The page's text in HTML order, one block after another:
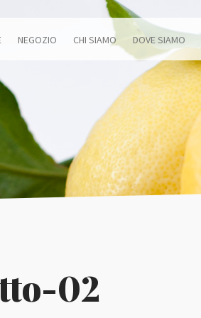
NEGOZIO CHI SIAMO DOVE SIAMO
02